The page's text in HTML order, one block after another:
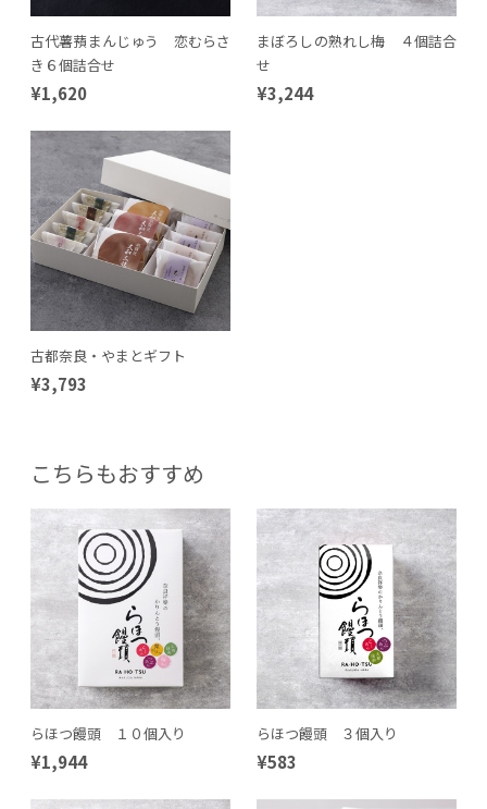
古代薯蕷まんじゅう 恋むらさ
き６個詰合せ
¥1,620
まぼろしの熟れし梅 ４個詰合
せ
¥3,244
古都奈良・やまとギフト
¥3,793
こちらもおすすめ
らほつ饅頭 １０個入り
¥1,944
らほつ饅頭 ３個入り
¥583